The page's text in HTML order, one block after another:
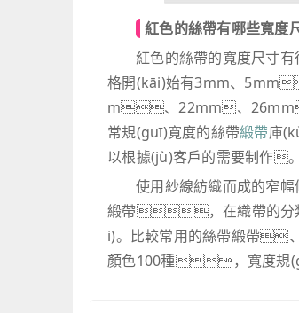
紅色的絲帶有哪些寬度
紅色的絲帶的寬度尺寸
格開(kāi)始有3mm、
m、22mm、
常規(guī)寬度的絲帶緞帶庫
以根據(jù)客戶的需要制作。
使用紗線紡織而成的窄
緞帶，在織帶的分類
i)。比較常用的絲帶緞帶
顏色100種，寬度規